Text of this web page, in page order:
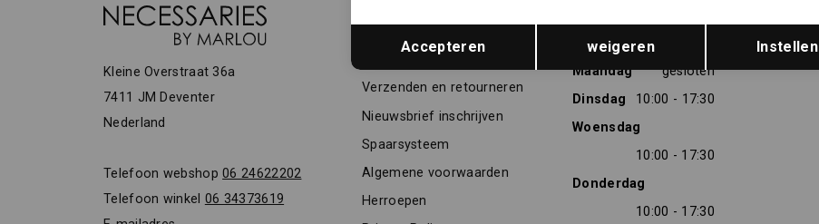
Kleine Overstraat 36a
7411 JM Deventer
Nederland
Telefoon webshop06 24622202
Telefoon winkel 06 34373619
KLANTENSERVICE
Verzenden en retourneren
Nieuwsbrief inschrijven
Spaarsysteem
Algemene voorwaarden
Herroepen
OPENINGSTIJDEN
Maandag
gesloten
Dinsdag
10:00 - 17:30
Woensdag
10:00 - 17:30
Donderdag
10:00 - 17:30
Terug Opslaan
Accepteren weigeren Instellen